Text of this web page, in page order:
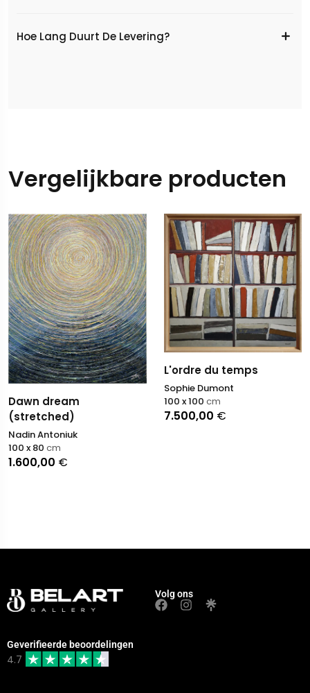
Hoe Lang Duurt De Levering?
Vergelijkbare producten
Dawn dream
(stretched)
Nadin Antoniuk
1.600,00 €
100 x 80 cm
L'ordre du temps
Sophie Dumont
7.500,00 €
100 x 100 cm
Volg ons
Geverifieerde beoordelingen
4.7